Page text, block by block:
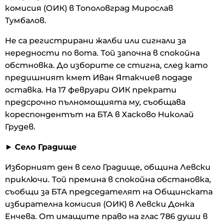
комисия (ОИК) в Тополовград Мирослав
Тумбалов.
Не са регистрирани жалби или сигнали за
нередности по вота. Той започна в спокойна
обстновка. До изборите се стигна, след като
предишният кмет Иван Ятакчиев подаде
оставка. На 17 февруари ОИК прекрати
предсрочно пълномощията му, съобщава
кореспондентът на БТА в Хасково Николай
Грудев.
► Село Градище
Изборният ден в село Градище, община Левски
приключи. Той премина в спокойна обстановка,
съобщи за БТА председателят на Общинската
избирателна комисия (ОИК) в Левски Донка
Енчева. От имащите право на глас 786 души в